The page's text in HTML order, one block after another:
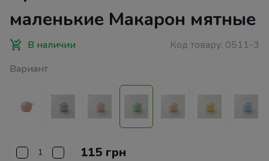
маленькие Макарон мятные
В наличии Код товару: 0511-3
Вариант
115 грн